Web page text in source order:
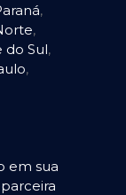
,
,
do Sul,
,
em sua